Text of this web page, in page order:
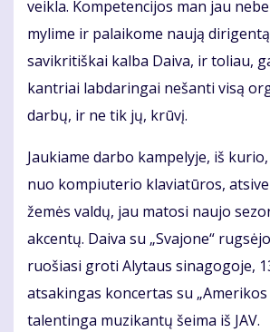
veikla. Kompetencijos man jau
mylime ir palaikome naują
savikritiškai kalba Daiva, ir toliau,
kantriai labdaringai nešanti visą
darbų, ir ne tik jų, krūvį.
Jaukiame darbo kampelyje, iš
nuo kompiuterio klaviatūros,
žemės valdų, jau matosi naujo
akcentų. Daiva su „Svajone“
ruošiasi groti Alytaus sinagogoje,
atsakingas koncertas su
talentinga muzikantų šeima iš JAV.